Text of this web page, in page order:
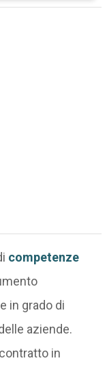
competenze
in grado di
aziende.
in